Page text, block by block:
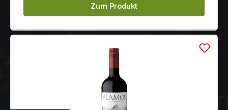
Zum Produkt